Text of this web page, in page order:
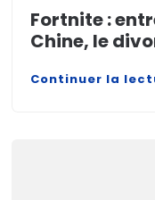
Fortnite :
Chine, le
Continuer la